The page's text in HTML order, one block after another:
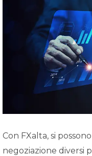
Con FXalta, si
negoziazione diversi